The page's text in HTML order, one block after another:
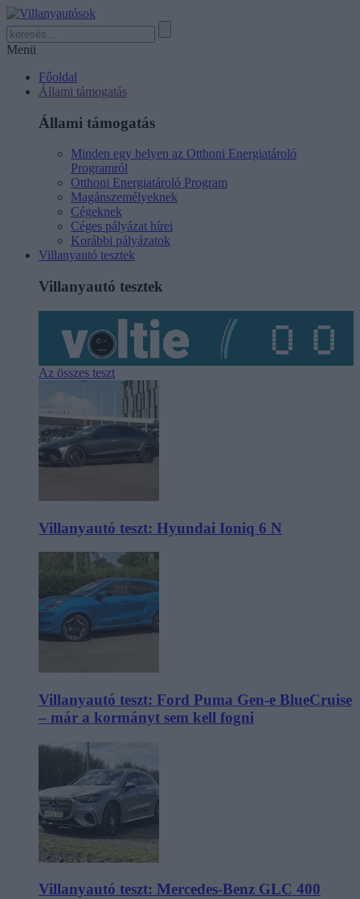
Menü
Főoldal
Állami támogatás
Állami támogatás
Minden egy helyen az Otthoni Energiatároló
Programról
Otthoni Energiatároló Program
Magánszemélyeknek
Cégeknek
Céges pályázat hírei
Korábbi pályázatok
Villanyautó tesztek
Villanyautó tesztek
Az összes teszt
Villanyautó teszt: Hyundai Ioniq 6 N
Villanyautó teszt: Ford Puma Gen-e BlueCruise
– már a kormányt sem kell fogni
Villanyautó teszt: Mercedes-Benz GLC 400